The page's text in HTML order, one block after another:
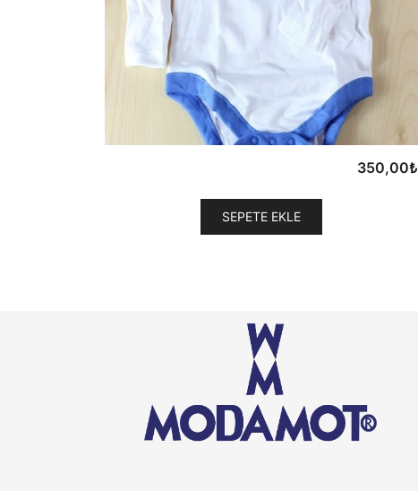
350,00₺
SEPETE EKLE